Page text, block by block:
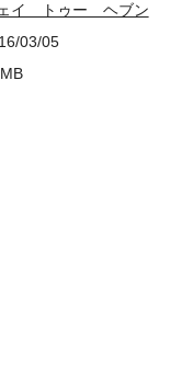
ェイ トゥー ヘブン
03/05